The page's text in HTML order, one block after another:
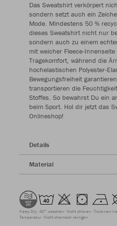
Das Sweatshirt verkörpert
sondern setzt auch ein
Mode. Mindestens 50 %
dieses Sweatshirt nicht nur
sondern auch zu einem
mit weicher Fleece-
Tragekomfort, während die
hochelastischen Polyester-
Bewegungsfreiheit
transportieren die
Stoffes. So bewahrst Du ein
beim Sport. Hol dir jetzt das
Onlineshop!
Details
Material
Keep Dry 40° waschen Nicht chloren Trocknen
Temperatur Nicht chemisch reinigen